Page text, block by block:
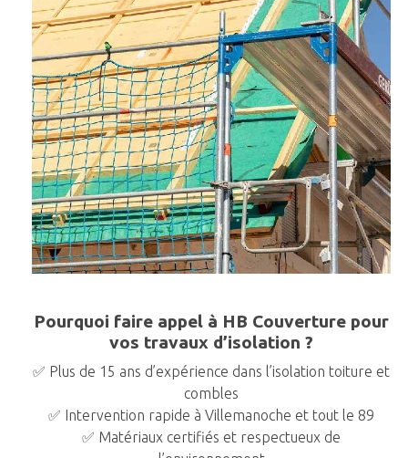
Pourquoi faire appel à HB Couverture pour
vos travaux d’isolation ?
✅ Plus de 15 ans d’expérience dans l’isolation toiture et
combles
✅ Intervention rapide à Villemanoche et tout le 89
✅ Matériaux certifiés et respectueux de